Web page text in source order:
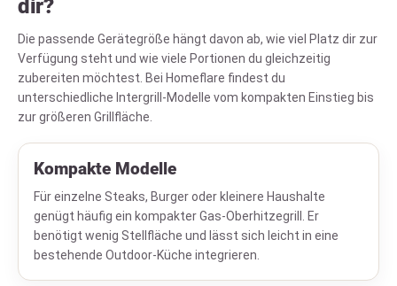
dir?
Die passende Gerätegröße hängt davon ab, wie viel Platz dir zur
Verfügung steht und wie viele Portionen du gleichzeitig
zubereiten möchtest. Bei Homeflare findest du
unterschiedliche Intergrill-Modelle vom kompakten Einstieg bis
zur größeren Grillfläche.
Kompakte Modelle
Für einzelne Steaks, Burger oder kleinere Haushalte
genügt häufig ein kompakter Gas-Oberhitzegrill. Er
benötigt wenig Stellfläche und lässt sich leicht in eine
bestehende Outdoor-Küche integrieren.